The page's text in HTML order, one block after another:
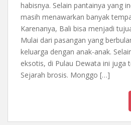
habisnya. Selain pantainya yang
masih menawarkan banyak
Karenanya, Bali bisa menjadi
Mulai dari pasangan yang
keluarga dengan anak-anak.
eksotis, di Pulau Dewata ini juga
Sejarah brosis. Monggo […]